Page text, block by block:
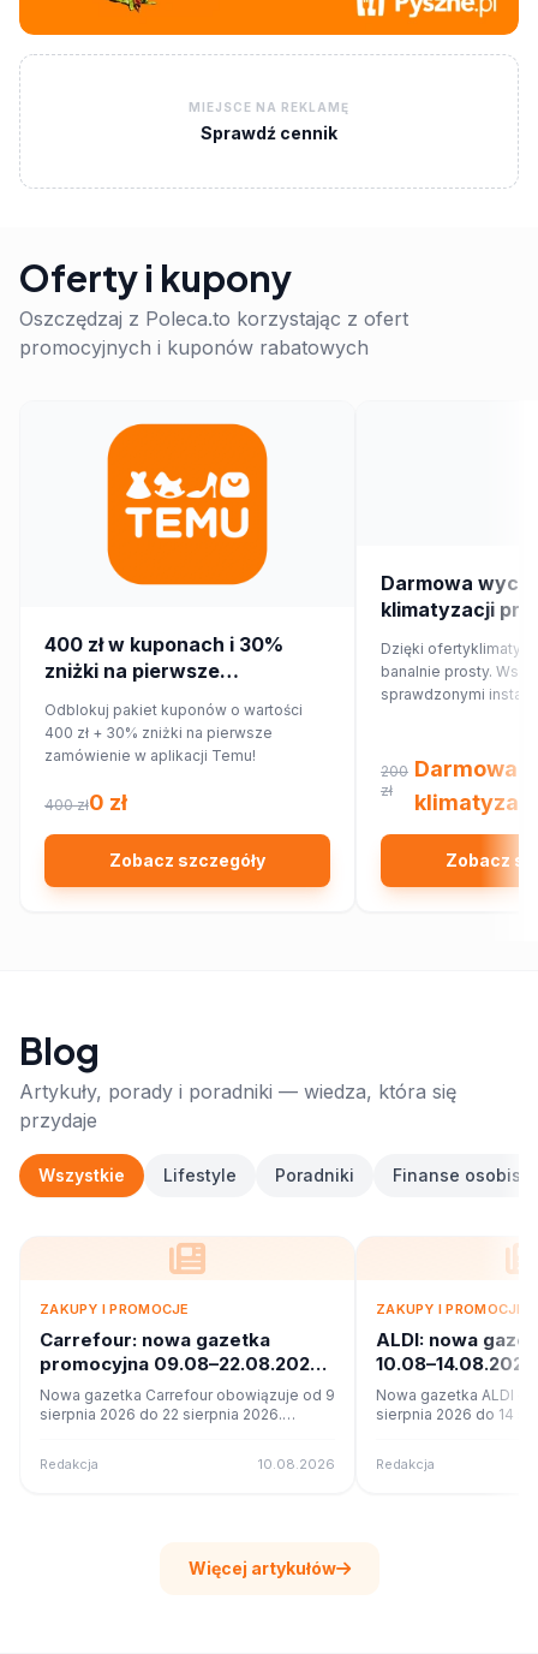
MIEJSCE NA REKLAMĘ
Sprawdź cennik
Oferty i kupony
Oszczędzaj z Poleca.to korzystając z ofert
promocyjnych i kuponów rabatowych
400 zł w kuponach i 30%
zniżki na pierwsze
Odblokuj pakiet kuponów o wartości
400 zł + 30% zniżki na pierwsze
zamówienie w aplikacji Temu!
400 zł0 zł
Zobacz szczegóły
Darmowa
klimatyzacji
Dzięki
banalnie prosty.
sprawdzonymi
Twojego domu lub
200
zł
Darmowa
Zobacz
Blog
Artykuły, porady i poradniki — wiedza, która się
przydaje
Wszystkie Lifestyle Poradniki Finanse osobiste
ZAKUPY I PROMOCJE
Carrefour: nowa gazetka
promocyjna 09.08–22.08.2026.
Co w ofercie?
Nowa gazetka Carrefour obowiązuje od 9
sierpnia 2026 do 22 sierpnia 2026.
Redakcja 10.08.2026
ZAKUPY I PROMOCJE
ALDI: nowa
ofercie?
Nowa gazetka ALDI
sierpnia 2026 do 14
Redakcja
Więcej artykułów